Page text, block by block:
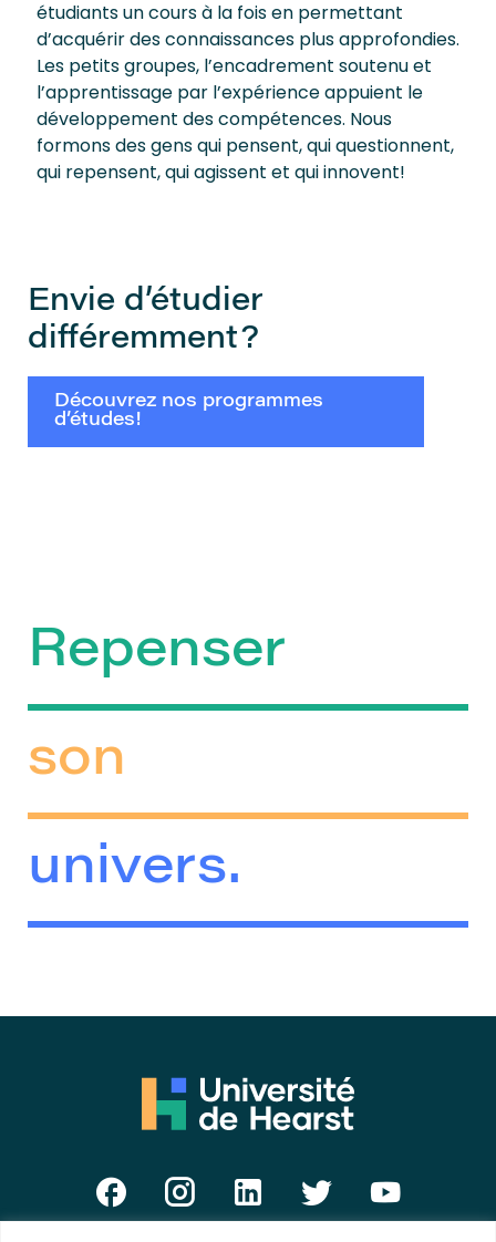
étudiants un cours à la fois en permettant
d’acquérir des connaissances plus approfondies.
Les petits groupes, l’encadrement soutenu et
l’apprentissage par l’expérience appuient le
développement des compétences. Nous
formons des gens qui pensent, qui questionnent,
qui repensent, qui agissent et qui innovent!
Envie d’étudier
différemment?
Découvrez nos programmes
d’études!
Repenser
son
univers.